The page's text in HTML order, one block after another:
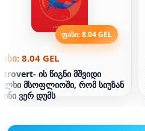
ფასი: 8.04 GEL
8.04 GEL
ის წიგნი მშვიდი
მსოფლიოში, რომ სიუზან
ვერ დუმს